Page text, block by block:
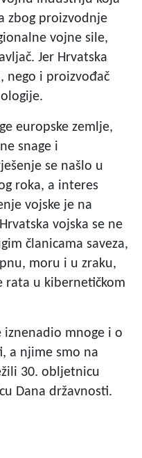
zbog proizvodnje
vojne sile,
Jer Hrvatska
nego i proizvođač
europske zemlje,
snage i
se našlo u
roka, a interes
vojske je na
vojska se ne
članicama saveza,
moru i u zraku,
rata u kibernetičkom
iznenadio mnoge i o
a njime smo na
30. obljetnicu
Dana državnosti.